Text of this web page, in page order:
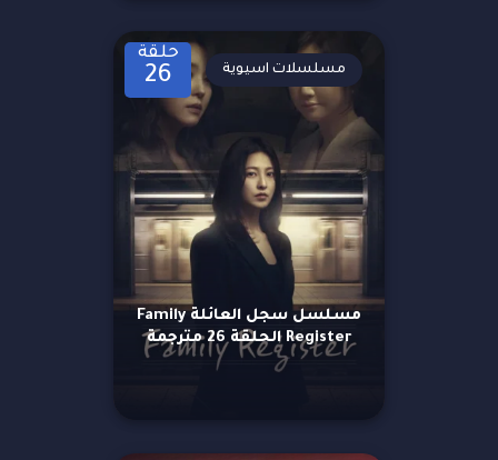
حلقة
26
مسلسل سجل العائلة Family
Register الحلقة 26 مترجمة
مسلسلات اسيوية